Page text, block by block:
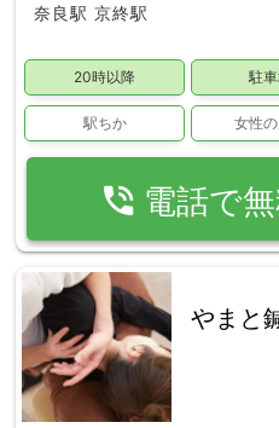
奈良駅 京終駅
20時以降 駐
駅ちか 女性
phone_in_talk 電話で
やまと